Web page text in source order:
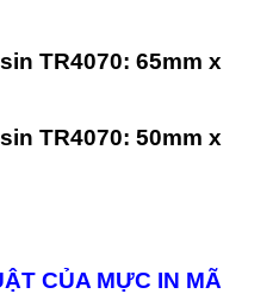
TR4070: 65mm x
TR4070: 50mm x
CỦA MỰC IN MÃ